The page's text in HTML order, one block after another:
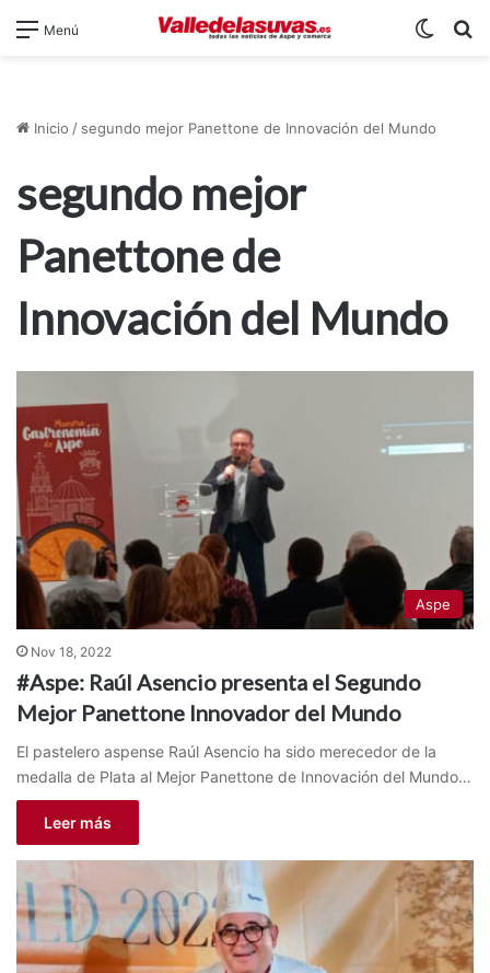
Menú
Inicio / segundo mejor Panettone de Innovación del Mundo
segundo mejor
Panettone de
Innovación del Mundo
Aspe
Nov 18, 2022
#Aspe: Raúl Asencio presenta el Segundo
Mejor Panettone Innovador del Mundo
El pastelero aspense Raúl Asencio ha sido merecedor de la
medalla de Plata al Mejor Panettone de Innovación del Mundo…
Leer más